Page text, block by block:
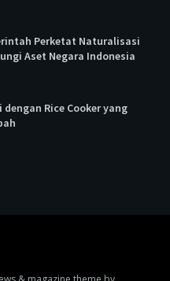
Perketat Naturalisasi
Aset Negara Indonesia
dengan Rice Cooker yang